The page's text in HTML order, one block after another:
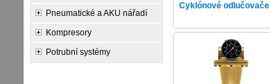
Cyklónové odlučovače
Pneumatické a AKU nářadí
Kompresory
Potrubní systémy